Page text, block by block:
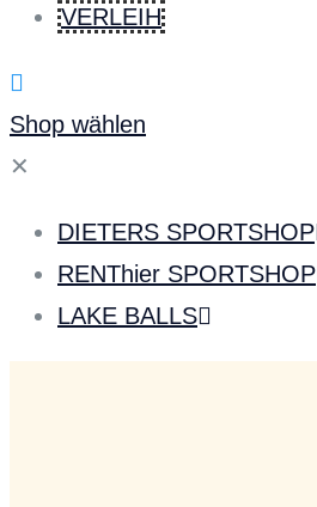
VERLEIH
Shop wählen
✕
DIETERS SPORTSHOP
RENThier SPORTSHOP
LAKE BALLS